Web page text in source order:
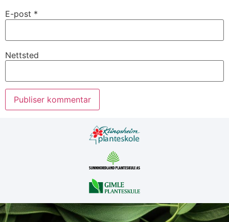
E-post *
Nettsted